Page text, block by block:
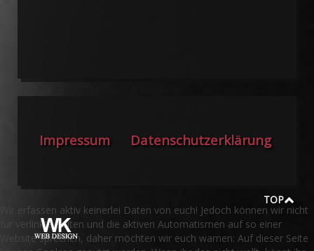
Impressum Datenschutzerklärung
TOP
Wir erfassen aktiv keinerlei Daten von euch! Jedoch können wir nicht
für verlinkte Seiten und die aktiven Automatismen auf so einer
Website sprechen, daher möchten wir euch warnen: Auf dieser Seite